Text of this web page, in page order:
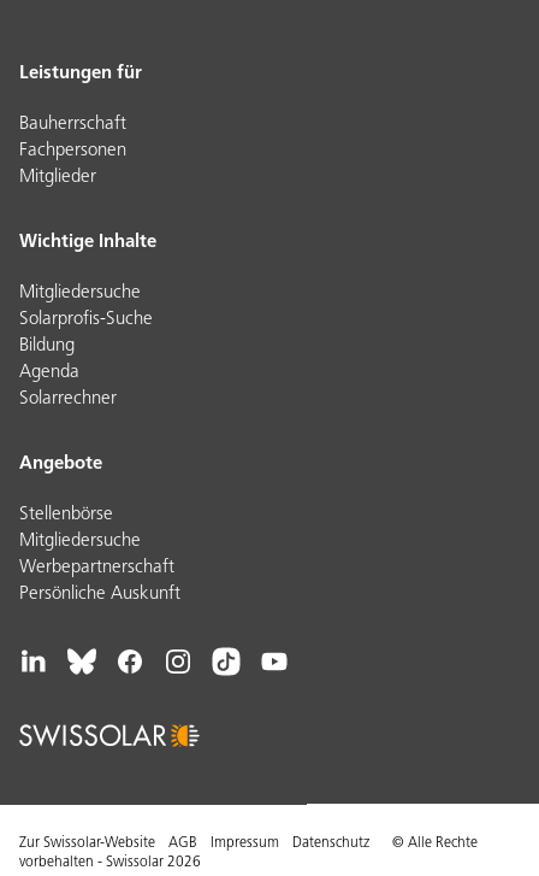
Leistungen für
Bauherrschaft
Fachpersonen
Mitglieder
Wichtige Inhalte
Mitgliedersuche
Solarprofis-Suche
Bildung
Agenda
Solarrechner
Angebote
Stellenbörse
Mitgliedersuche
Werbepartnerschaft
Persönliche Auskunft
Zur Swissolar-Website AGB Impressum Datenschutz
© Alle Rechte
vorbehalten - Swissolar 2026